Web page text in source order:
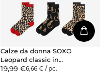
Calze da donna SOXO
Leopard classic in
confezione - 3 paia
19,99 €6,66 € / pc.